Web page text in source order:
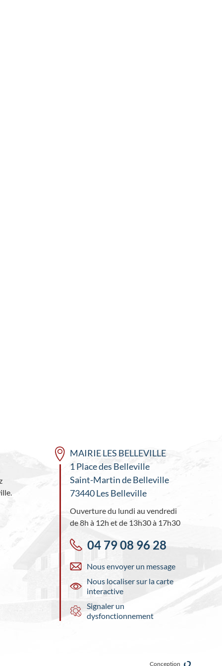
MAIRIE LES BELLEVILLE
1 Place des Belleville
Saint-Martin de Belleville
73440 Les Belleville
Ouverture du lundi au vendredi
de 8h à 12h et de 13h30 à 17h30
04 79 08 96 28
Nous envoyer un message
Nous localiser sur la carte
interactive
Signaler un
dysfonctionnement
Conception